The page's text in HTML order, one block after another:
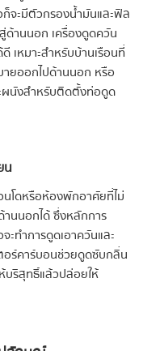
จะมีตัวกรองน้ำมันและฟิล
ด้านนอก เครื่องดูดควัน
เหมาะสำหรับบ้านเรือนที่
ยออกไปด้านนอก หรือ
ผนังสำหรับติดตั้งท่อดูด
น
โดหรือห้องพักอาศัยที่ไม่
นนอกได้ ซึ่งหลักการ
ะทำการดูดเอาควันและ
ร์คาร์บอนช่วยดูดซับกลิ่น
บริสุทธิ์แล้วปล่อยให้